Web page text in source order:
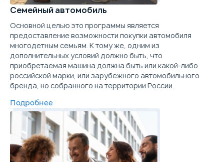
Семейный автомобиль
Основной целью это программы является
предоставление возможности покупки автомобиля
многодетным семьям. К тому же, одним из
дополнительных условий должно быть, что
приобретаемая машина должна быть или какой-либо
российской марки, или зарубежного автомобильного
бренда, но собранного на территории России.
Подробнее